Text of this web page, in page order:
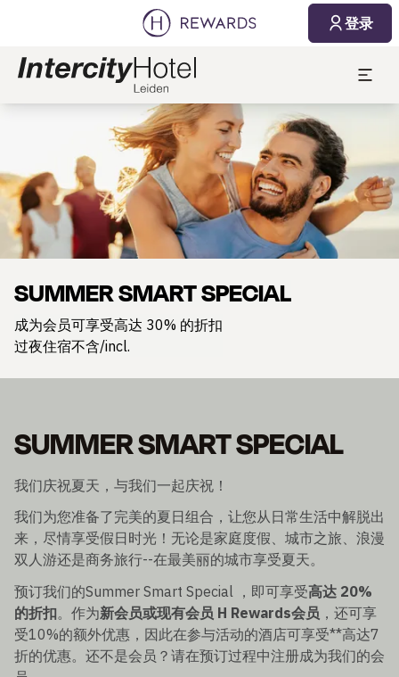
登录
SUMMER SMART SPECIAL
成为会员可享受高达 30% 的折扣
过夜住宿不含/incl.
SUMMER SMART SPECIAL
我们庆祝夏天，与我们一起庆祝！
我们为您准备了完美的夏日组合，让您从日常生活中解脱出
来，尽情享受假日时光！无论是家庭度假、城市之旅、浪漫
双人游还是商务旅行--在最美丽的城市享受夏天。
预订我们的Summer Smart Special ，即可享受高达 20%
的折扣。作为新会员或现有会员 H Rewards会员 ，还可享
受10%的额外优惠，因此在参与活动的酒店可享受**高达7
折的优惠。还不是会员？请在预订过程中注册成为我们的会